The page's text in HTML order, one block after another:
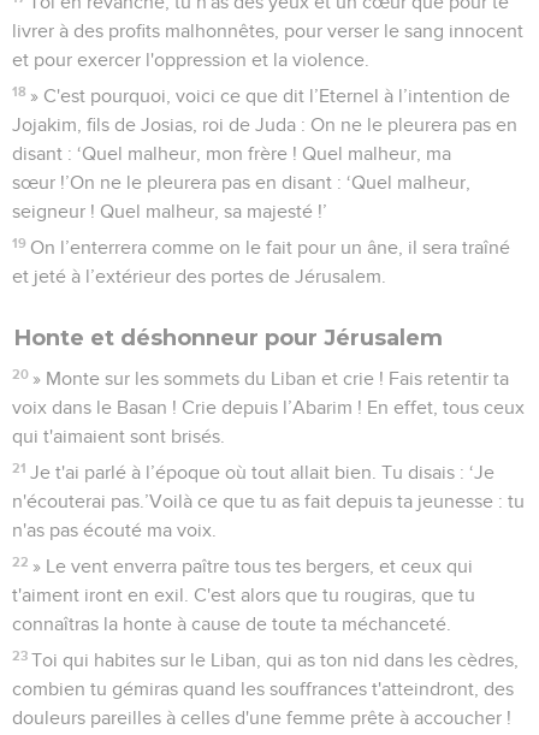
livrer à des profits malhonnêtes, pour verser le sang innocent
et pour exercer l'oppression et la violence.
18 » C'est pourquoi, voici ce que dit l’Eternel à l’intention de
Jojakim, fils de Josias, roi de Juda : On ne le pleurera pas en
disant : ‘Quel malheur, mon frère ! Quel malheur, ma
sœur !’On ne le pleurera pas en disant : ‘Quel malheur,
seigneur ! Quel malheur, sa majesté !’
19 On l’enterrera comme on le fait pour un âne, il sera traîné
et jeté à l’extérieur des portes de Jérusalem.
Honte et déshonneur pour Jérusalem
20 » Monte sur les sommets du Liban et crie ! Fais retentir ta
voix dans le Basan ! Crie depuis l’Abarim ! En effet, tous ceux
qui t'aimaient sont brisés.
21 Je t'ai parlé à l’époque où tout allait bien. Tu disais : ‘Je
n'écouterai pas.’Voilà ce que tu as fait depuis ta jeunesse : tu
n'as pas écouté ma voix.
22 » Le vent enverra paître tous tes bergers, et ceux qui
t'aiment iront en exil. C'est alors que tu rougiras, que tu
connaîtras la honte à cause de toute ta méchanceté.
23 Toi qui habites sur le Liban, qui as ton nid dans les cèdres,
combien tu gémiras quand les souffrances t'atteindront, des
douleurs pareilles à celles d'une femme prête à accoucher !